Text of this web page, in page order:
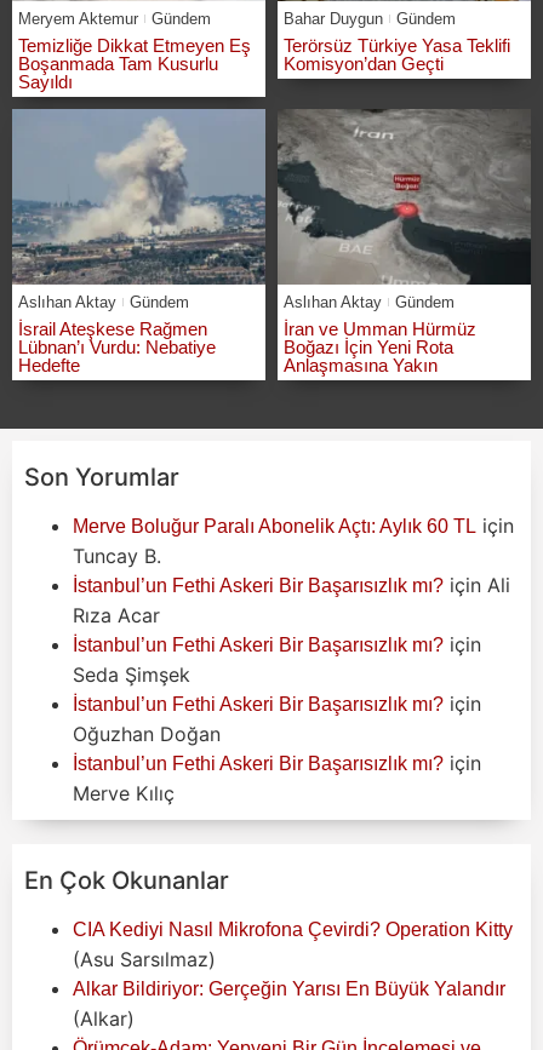
Meryem Aktemur Gündem
Temizliğe Dikkat Etmeyen Eş
Boşanmada Tam Kusurlu
Sayıldı
Bahar Duygun Gündem
Terörsüz Türkiye Yasa Teklifi
Komisyon’dan Geçti
Aslıhan Aktay Gündem
İsrail Ateşkese Rağmen
Lübnan’ı Vurdu: Nebatiye
Hedefte
Aslıhan Aktay Gündem
İran ve Umman Hürmüz
Boğazı İçin Yeni Rota
Anlaşmasına Yakın
Son Yorumlar
Merve Boluğur Paralı Abonelik Açtı: Aylık 60 TL için
Tuncay B.
İstanbul’un Fethi Askeri Bir Başarısızlık mı? için Ali
Rıza Acar
İstanbul’un Fethi Askeri Bir Başarısızlık mı? için
Seda Şimşek
İstanbul’un Fethi Askeri Bir Başarısızlık mı? için
Oğuzhan Doğan
İstanbul’un Fethi Askeri Bir Başarısızlık mı? için
Merve Kılıç
En Çok Okunanlar
CIA Kediyi Nasıl Mikrofona Çevirdi? Operation Kitty
(Asu Sarsılmaz)
Alkar Bildiriyor: Gerçeğin Yarısı En Büyük Yalandır
(Alkar)